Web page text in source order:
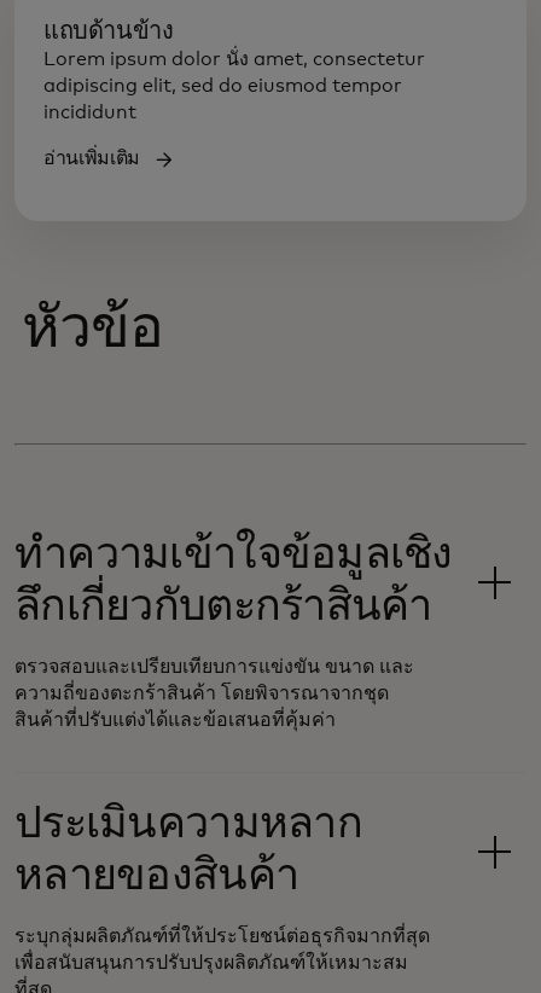
แถบด้านข้าง
Lorem ipsum dolor นั่ง amet, consectetur
adipiscing elit, sed do eiusmod tempor
incididunt
อ่านเพิ่มเติม
หัวข้อ
ทำความเข้าใจข้อมูลเชิง
ลึกเกี่ยวกับตะกร้าสินค้า
ตรวจสอบและเปรียบเทียบการแข่งขัน ขนาด และ
ความถี่ของตะกร้าสินค้า โดยพิจารณาจากชุด
สินค้าที่ปรับแต่งได้และข้อเสนอที่คุ้มค่า
ประเมินความหลาก
หลายของสินค้า
ระบุกลุ่มผลิตภัณฑ์ที่ให้ประโยชน์ต่อธุรกิจมากที่สุด
เพื่อสนับสนุนการปรับปรุงผลิตภัณฑ์ให้เหมาะสม